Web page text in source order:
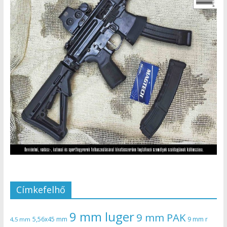
Címkefelhő
4,5 mm 5,56x45 mm 9 mm luger9 mm PAK 9 mm r